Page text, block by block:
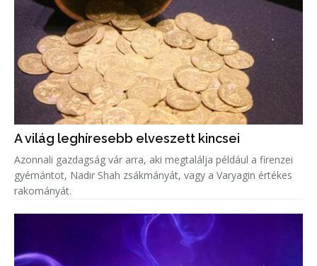
A világ leghíresebb elveszett kincsei
Azonnali gazdagság vár arra, aki megtalálja például a firenzei
gyémántot, Nadir Shah zsákmányát, vagy a Varyagin értékes
rakományát.